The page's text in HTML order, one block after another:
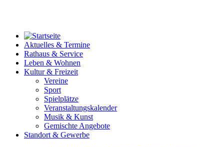
Aktuelles & Termine
Rathaus & Service
Leben & Wohnen
Kultur & Freizeit
Vereine
Sport
Spielplätze
Veranstaltungskalender
Musik & Kunst
Gemischte Angebote
Standort & Gewerbe